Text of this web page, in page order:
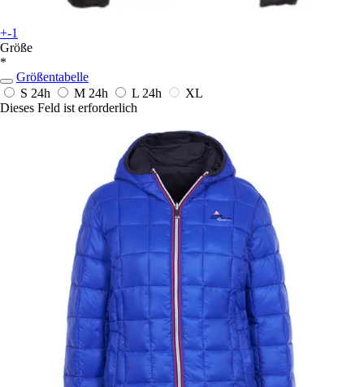
+-1
Größe
*
Größentabelle
S 24h M 24h L 24h
XL
Dieses Feld ist erforderlich